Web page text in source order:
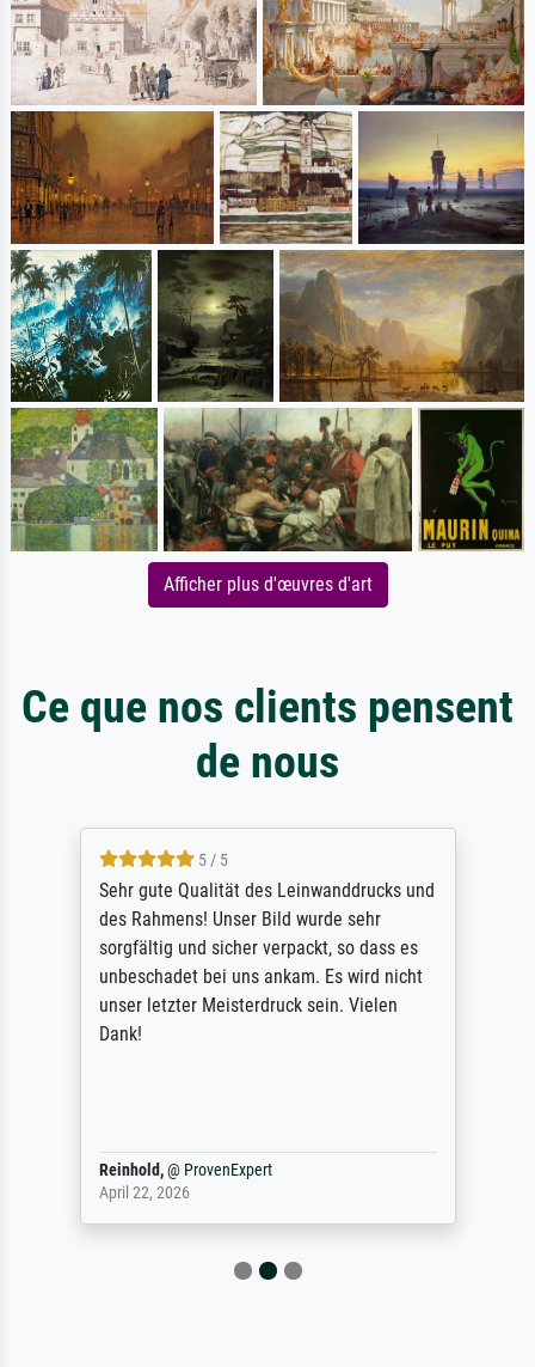
Afficher plus d'œuvres d'art
Ce que nos clients pensent
de nous
5 / 5
Sehr gute Qualität des Leinwanddrucks und
des Rahmens! Unser Bild wurde sehr
sorgfältig und sicher verpackt, so dass es
unbeschadet bei uns ankam. Es wird nicht
unser letzter Meisterdruck sein. Vielen
Dank!
Reinhold,@ ProvenExpert
April 22, 2026